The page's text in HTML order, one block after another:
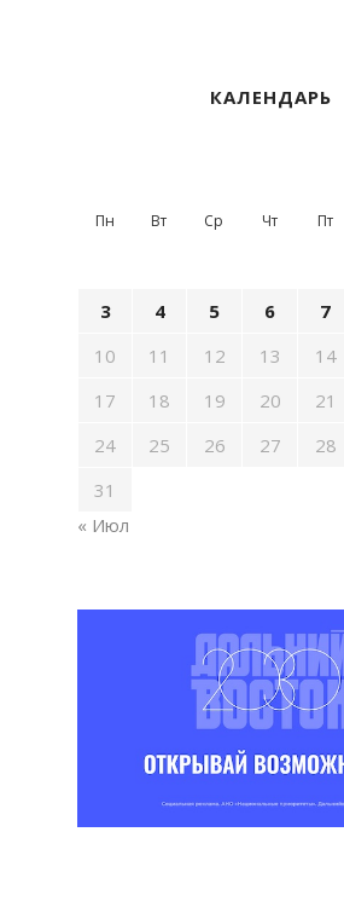
КАЛЕНДАРЬ
Пн Вт Ср Чт Пт
3
4 5 6 7
10
11 12 13 14
17
18 19 20 21
24
25 26 27 28
31
« Июл